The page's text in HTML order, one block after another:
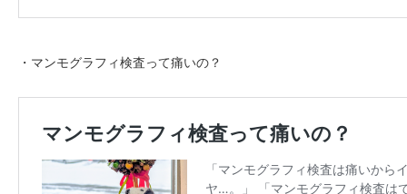
・マンモグラフィ検査って痛いの？